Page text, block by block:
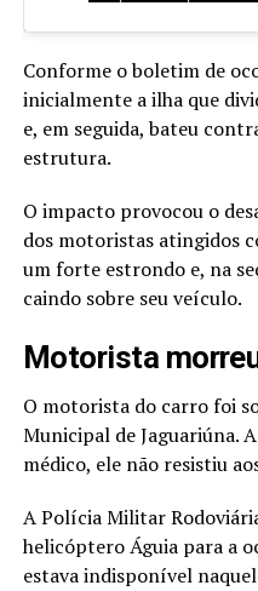
Conforme o boletim de
inicialmente a ilha que
e, em seguida, bateu
estrutura.
O impacto provocou o
dos motoristas atingidos
um forte estrondo e, na
caindo sobre seu veículo.
Motorista
O motorista do carro foi
Municipal de Jaguariúna.
médico, ele não resistiu
A Polícia Militar
helicóptero Águia para a
estava indisponível